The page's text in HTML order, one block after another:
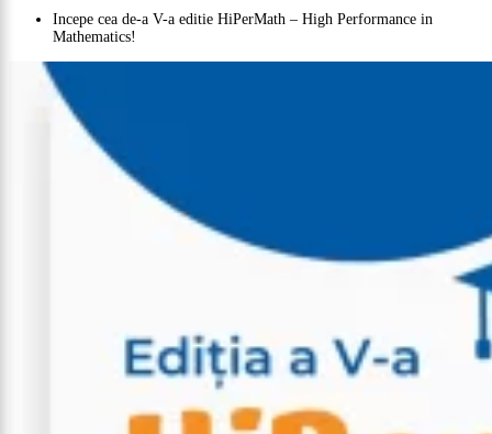
Incepe cea de-a V-a editie HiPerMath – High Performance in
Mathematics!